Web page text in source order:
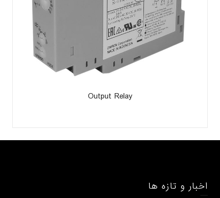
Output Relay
اخبار و تازه ها